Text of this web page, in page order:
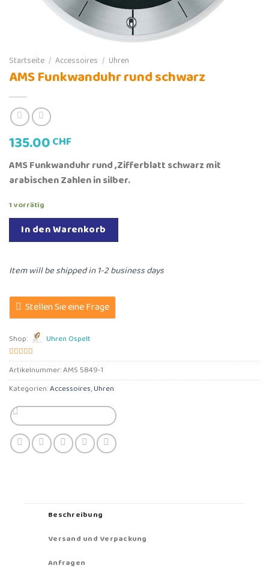
Startseite / Accessoires / Uhren
AMS Funkwanduhr rund schwarz
135.00CHF
AMS Funkwanduhr rund ,Zifferblatt schwarz mit
arabischen Zahlen in silber.
1 vorrätig
In den Warenkorb
Item will be shipped in 1-2 business days
Stellen Sie eine Frage
Shop: Uhren Ospelt
5von 5
Artikelnummer:AMS 5849-1
Kategorien:Accessoires,Uhren
Beschreibung
Versand und Verpackung
Anfragen